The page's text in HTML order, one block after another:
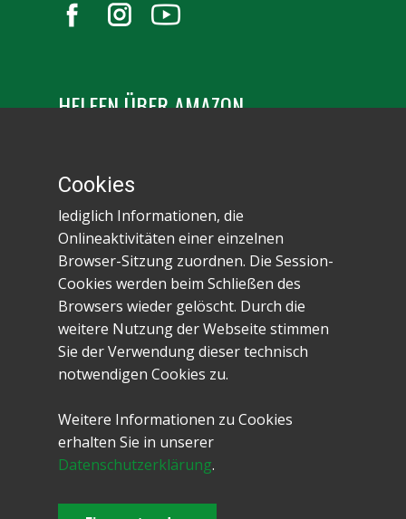
HELFEN ÜBER AMAZON
SPENDEN
Spendenkonto
Sparda-Bank West e.G.
IBAN: DE 09 3706 0590 0004 5057 51
Cookies
lediglich Informationen, die
Onlineaktivitäten einer einzelnen
Browser-Sitzung zuordnen. Die Session-
Cookies werden beim Schließen des
Browsers wieder gelöscht. Durch die
weitere Nutzung der Webseite stimmen
Sie der Verwendung dieser technisch
notwendigen Cookies zu.
Weitere Informationen zu Cookies
erhalten Sie in unserer
Datenschutzerklärung.